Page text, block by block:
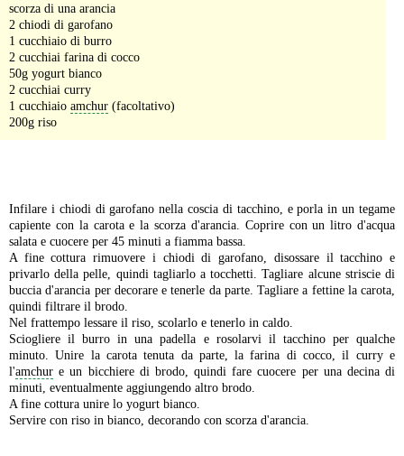
scorza di una arancia
2 chiodi di garofano
1 cucchiaio di burro
2 cucchiai farina di cocco
50g yogurt bianco
2 cucchiai curry
1 cucchiaio amchur (facoltativo)
200g riso
Infilare i chiodi di garofano nella coscia di tacchino, e porla in un tegame
capiente con la carota e la scorza d'arancia. Coprire con un litro d'acqua
salata e cuocere per 45 minuti a fiamma bassa.
A fine cottura rimuovere i chiodi di garofano, disossare il tacchino e
privarlo della pelle, quindi tagliarlo a tocchetti. Tagliare alcune striscie di
buccia d'arancia per decorare e tenerle da parte. Tagliare a fettine la carota,
quindi filtrare il brodo.
Nel frattempo lessare il riso, scolarlo e tenerlo in caldo.
Sciogliere il burro in una padella e rosolarvi il tacchino per qualche
minuto. Unire la carota tenuta da parte, la farina di cocco, il curry e
l'amchur e un bicchiere di brodo, quindi fare cuocere per una decina di
minuti, eventualmente aggiungendo altro brodo.
A fine cottura unire lo yogurt bianco.
Servire con riso in bianco, decorando con scorza d'arancia.